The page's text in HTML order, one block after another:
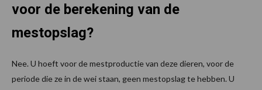
voor de berekening van de
mestopslag?
Nee. U hoeft voor de mestproductie van deze dieren, voor de
periode die ze in de wei staan, geen mestopslag te hebben. U